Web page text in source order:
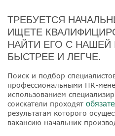
ТРЕБУЕТСЯ
ИЩЕТЕ
НАЙТИ ЕГО С
БЫСТРЕЕ И ЛЕГЧЕ.
Поиск и подбор
профессиональными HR-
использованием
соискатели проходят
результатам которого
вакансию начальник